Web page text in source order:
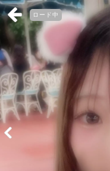
ロード中